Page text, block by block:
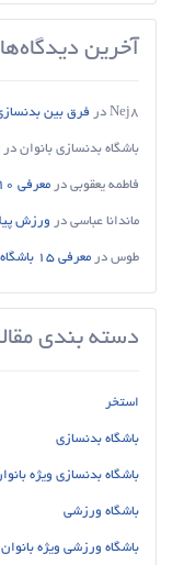
آخرین دیدگاه‌ها
Nej8 در فرق بین
باشگاه بدنسازی بانوان در
فاطمه یعقوبی در معرفی 10 باشگاه ورزشی ویژه بانوان در تهران
ماندانا عباسی در ورزش
طوس در معرفی 15 باشگاه بدنسازی بانوان در تهران
دسته بندی
استخر
باشگاه بدنسازی
باشگاه بدنسازی ویژه
باشگاه ورزشی
باشگاه ورزشی ویژه بانوان